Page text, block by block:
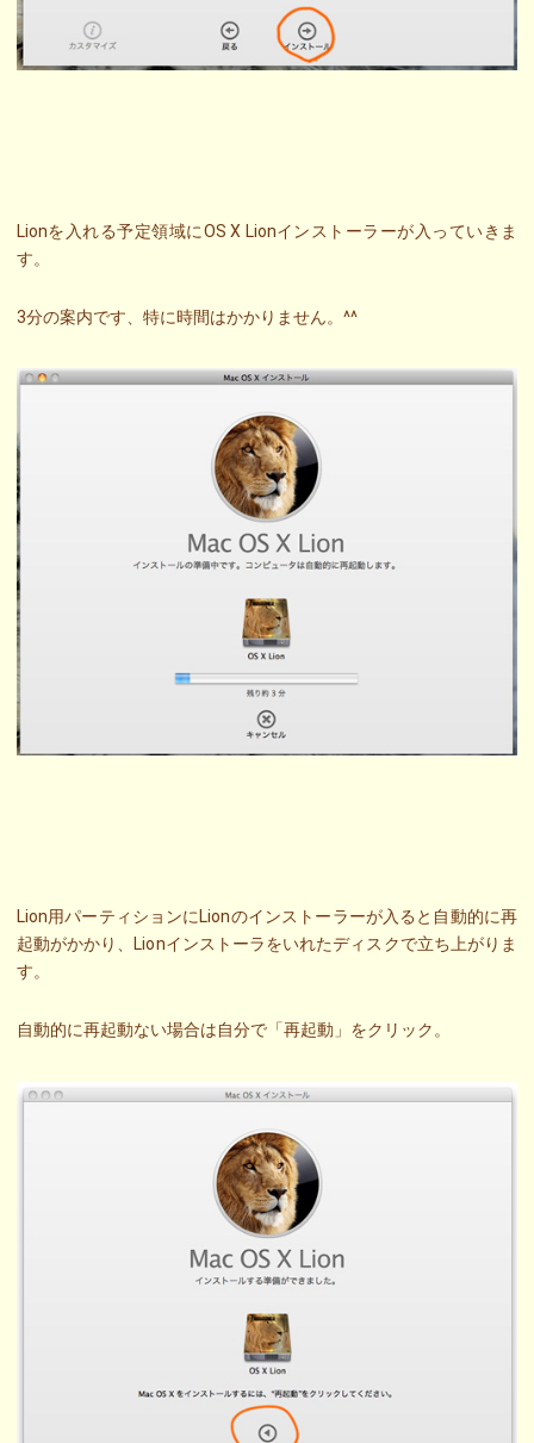
Lionを入れる予定領域にOS X Lionインストーラーが入っていきま
す。
3分の案内です、特に時間はかかりません。^^
Lion用パーティションにLionのインストーラーが入ると自動的に再
起動がかかり、Lionインストーラをいれたディスクで立ち上がりま
す。
自動的に再起動ない場合は自分で「再起動」をクリック。